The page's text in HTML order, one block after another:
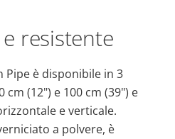
resistente
Pipe è disponibile in 3
cm (12") e 100 cm (39") e
e verticale.
a polvere, è